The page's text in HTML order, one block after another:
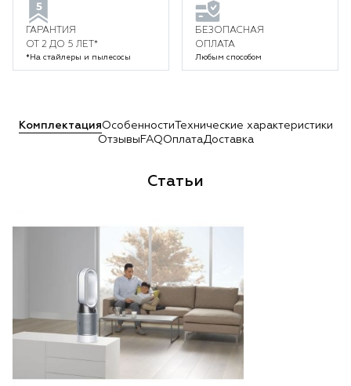
ГАРАНТИЯ
ОТ 2 ДО 5 ЛЕТ*
*На стайлеры и пылесосы
БЕЗОПАСНАЯ
ОПЛАТА
Любым способом
КомплектацияОсобенности Технические характеристики
Отзывы FAQОплатаДоставка
Статьи